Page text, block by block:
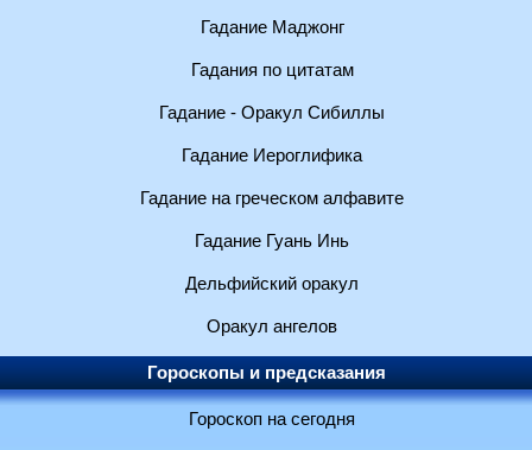
Гадание Маджонг
Гадания по цитатам
Гадание - Оракул Сибиллы
Гадание Иероглифика
Гадание на греческом алфавите
Гадание Гуань Инь
Дельфийский оракул
Оракул ангелов
Гороскопы и предсказания
Гороскоп на сегодня